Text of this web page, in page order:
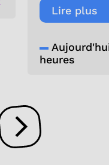
Lire plus
heures